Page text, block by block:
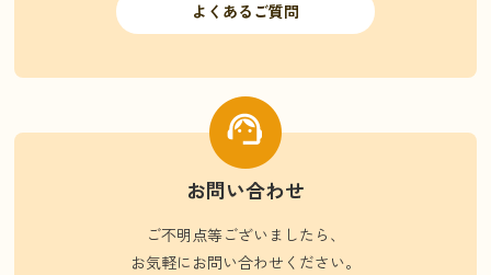
よくあるご質問
お問い合わせ
ご不明点等ございましたら、
お気軽にお問い合わせください。